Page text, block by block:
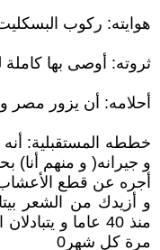
هوايته: ركوب
ثروته: أوصى بها كاملة
أحلامه: أن يزور مصر
و جيرانه( و منهم أنا)
أجره عن قطع الأعشاب:
و أزيدك من الشعر
منذ 40 عاما و
مرة كل شهر0